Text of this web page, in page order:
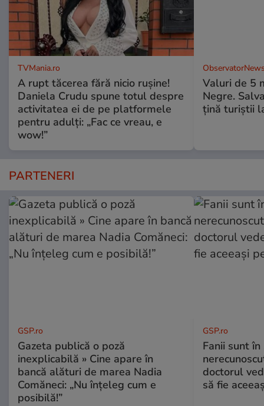
TVMania.ro
A rupt tăcerea fără nicio rușine!
Daniela Crudu spune totul despre
activitatea ei de pe platformele
pentru adulți: „Fac ce vreau, e
wow!”
Valuri de 5
Negre.
ţină turiştii
PARTENERI
GSP.ro
Gazeta publică o poză
inexplicabilă » Cine apare în
bancă alături de marea Nadia
Comăneci: „Nu înțeleg cum e
posibilă!”
GSP.ro
Fanii sunt în
doctorul
să fie